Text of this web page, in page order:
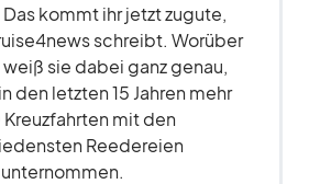
kommt ihr jetzt zugute,
schreibt. Worüber
sie dabei ganz genau,
den letzten 15 Jahren mehr
Kreuzfahrten mit den
Reedereien
unternommen.